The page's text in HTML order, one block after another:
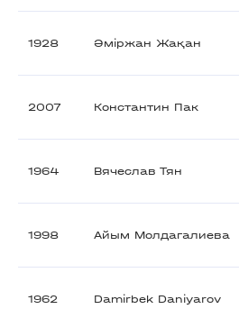
1928 Әміржан Жақан
2007 Константин Пак
1964 Вячеслав Тян
1998 Айым Молдагалиева
1962 Damirbek Daniyarov